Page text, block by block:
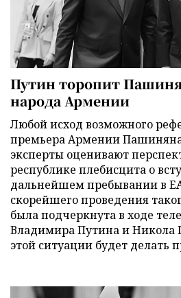
Путин торопит
народа Армении
Любой исход возможного
премьера Армении
эксперты оценивают
республике плебисцита о
дальнейшем пребывании в
скорейшего проведения
была подчеркнута в ходе
Владимира Путина и Никола
этой ситуации будет делать